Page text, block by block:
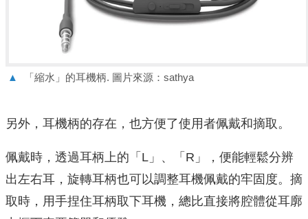
▲ 「縮水」的耳機柄. 圖片來源：sathya
另外，耳機柄的存在，也方便了使用者佩戴和摘取。
佩戴時，透過耳柄上的「L」、「R」，便能輕鬆分辨
出左右耳，旋轉耳柄也可以調整耳機佩戴的牢固度。摘
取時，用手捏住耳柄取下耳機，總比直接將腔體從耳廓